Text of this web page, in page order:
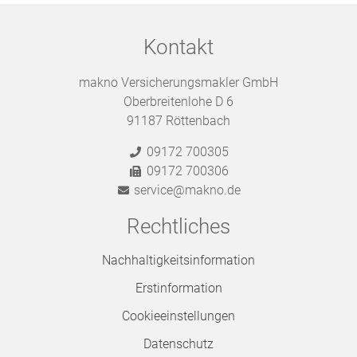
Kontakt
makno Versicherungsmakler GmbH
Oberbreitenlohe D 6
91187 Röttenbach
09172 700305
09172 700306
service@makno.de
Rechtliches
Nachhaltigkeitsinformation
Erstinformation
Cookieeinstellungen
Datenschutz